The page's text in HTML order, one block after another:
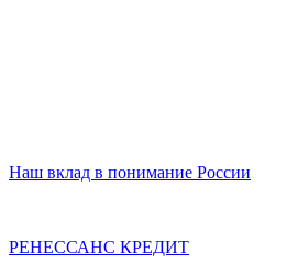
Наш вклад в понимание России
РЕНЕССАНС КРЕДИТ